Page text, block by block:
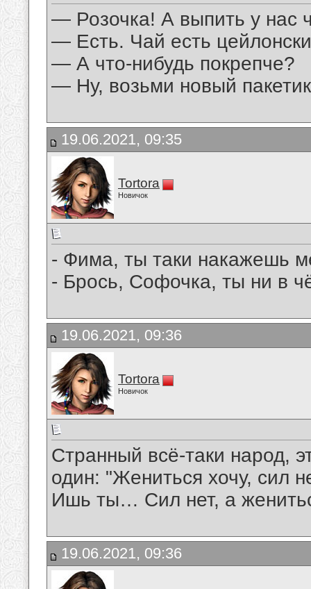
— Розочка! А выпить у нас
— Есть. Чай есть
— А что-нибудь покрепче?
— Ну, возьми новый
19.06.2021, 09:35
Tortora
Новичок
- Фима, ты таки накажешь
- Брось, Софочка, ты ни в
19.06.2021, 09:36
Tortora
Новичок
Странный всё-таки народ,
один: "Жениться хочу, сил
Ишь ты… Сил нет, а
19.06.2021, 09:36